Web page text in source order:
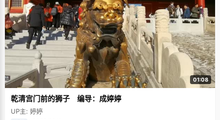
01:08
乾清宫门前的狮子 编导：成婷婷
UP主: 婷婷